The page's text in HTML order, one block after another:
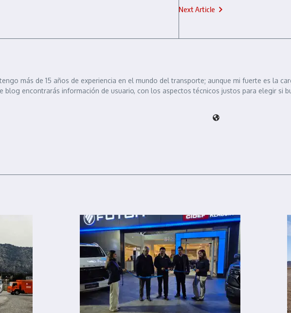
Next Article
más de 15 años de experiencia en el mundo del transporte; aunque mi fuerte es la
blog encontrarás información de usuario, con los aspectos técnicos justos para elegir si